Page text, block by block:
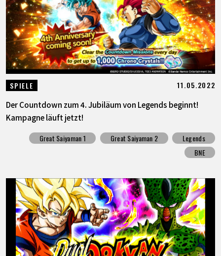
SPIELE 11.05.2022
Der Countdown zum 4. Jubiläum von Legends beginnt!
Kampagne läuft jetzt!
Great Saiyaman 1 Great Saiyaman 2
Legends
BNE